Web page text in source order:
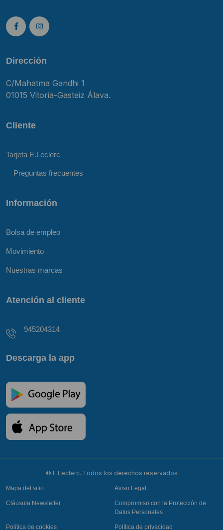
Dirección
C/Mahatma Gandhi 1
01015 Vitoria-Gasteiz Álava.
Cliente
Tarjeta E.Leclerc
Preguntas frecuentes
Información
Bolsa de empleo
Movimiento
Nuestras marcas
Atención al cliente
945204314
Descarga la app
© E.Leclerc. Todos los derechos reservados
Mapa del sitio Aviso Legal
Cláusula Newsletter
Compromiso con la Protección de
Datos Personales
Política de cookies Política de privacidad